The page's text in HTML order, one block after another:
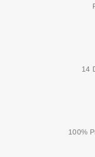
14
100%